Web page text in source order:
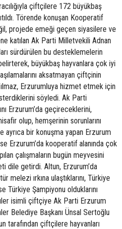
çiftçilere 172 büyükbaş
Törende konuşan Kooperatif
projede emeği geçen siyasilere ve
katılan Ak Parti Milletvekili Adnan
sürdürülen bu desteklemelerin
büyükbaş hayvanlara çok iyi
aksatmayan çiftçinin
Erzurumluya hizmet etmek için
söyledi. Ak Parti
Erzurum’da geçireceklerini,
olup, hemşerinin sorunlarını
bir konuşma yapan Erzurum
Erzurum’da kooperatif alanında çok
çalışmaların bugün meyvesini
dile getirdi. Altun, Erzurum’da
melezi ırkına ulaştıklarını, Türkiye
Türkiye Şampiyonu olduklarını
isimli çiftçiye Ak Parti Erzurum
Belediye Başkanı Ünsal Sertoğlu
tarafından çiftçilere hayvanları